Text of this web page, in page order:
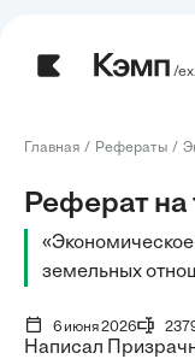
/ех.
Главная Рефераты
Реферат на
земельных
6 июня 2026
Написал